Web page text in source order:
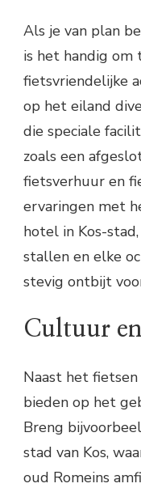
Als je van plan
is het handig om
fietsvriendelijke
op het eiland
die speciale
zoals een
fietsverhuur en
ervaringen met
hotel in Kos-
stallen en elke
stevig ontbijt
Cultuur
Naast het
bieden op het
Breng
stad van Kos,
oud Romeins